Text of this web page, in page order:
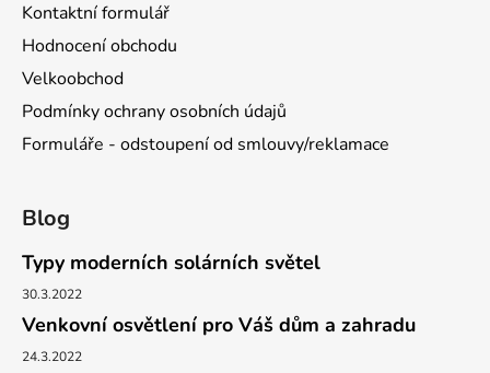
Kontaktní formulář
Hodnocení obchodu
Velkoobchod
Podmínky ochrany osobních údajů
Formuláře - odstoupení od smlouvy/reklamace
Blog
Typy moderních solárních světel
30.3.2022
Venkovní osvětlení pro Váš dům a zahradu
24.3.2022